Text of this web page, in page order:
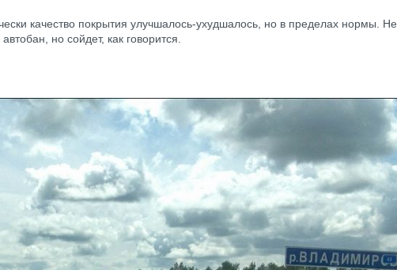
качество покрытия улучшалось-ухудшалось, но в пределах нормы. Не
но сойдет, как говорится.